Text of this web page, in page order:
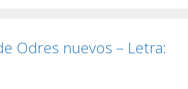
Odres nuevos – Letra: